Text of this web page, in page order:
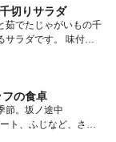
切りサラダ
茹でたじゃがいもの千
サラダです。 味付け
の食卓
節。坂ノ途中
ト、ふじなど、さま